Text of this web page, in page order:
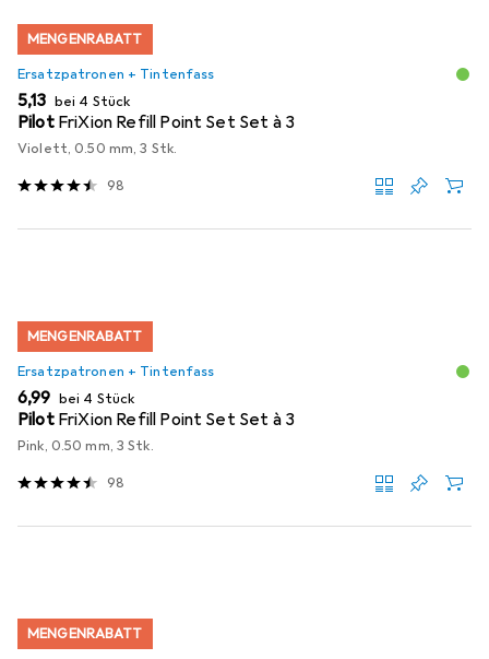
MENGENRABATT
Ersatzpatronen + Tintenfass
EUR
5,13 bei 4 Stück
Pilot FriXion Refill Point Set Set à 3
Violett, 0.50 mm, 3 Stk.
98
MENGENRABATT
Ersatzpatronen + Tintenfass
EUR
6,99 bei 4 Stück
Pilot FriXion Refill Point Set Set à 3
Pink, 0.50 mm, 3 Stk.
98
MENGENRABATT